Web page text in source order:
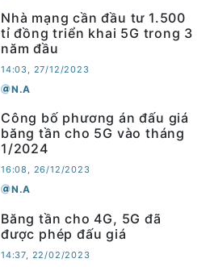
Nhà mạng cần đầu tư 1.500
tỉ đồng triển khai 5G trong 3
năm đầu
14:03, 27/12/2023
N.A
Công bố phương án đấu giá
băng tần cho 5G vào tháng
1/2024
16:08, 26/12/2023
N.A
Băng tần cho 4G, 5G đã
được phép đấu giá
14:37, 22/02/2023